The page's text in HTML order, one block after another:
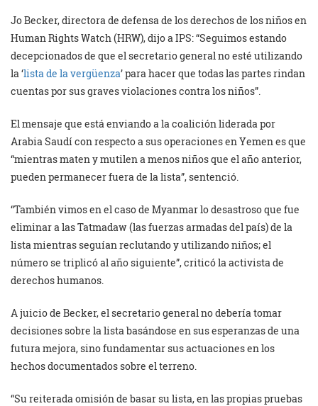
Jo Becker, directora de defensa de los derechos de los niños en
Human Rights Watch (HRW), dijo a IPS: “Seguimos estando
decepcionados de que el secretario general no esté utilizando
la ‘lista de la vergüenza’ para hacer que todas las partes rindan
cuentas por sus graves violaciones contra los niños”.
El mensaje que está enviando a la coalición liderada por
Arabia Saudí con respecto a sus operaciones en Yemen es que
“mientras maten y mutilen a menos niños que el año anterior,
pueden permanecer fuera de la lista”, sentenció.
“También vimos en el caso de Myanmar lo desastroso que fue
eliminar a las Tatmadaw (las fuerzas armadas del país) de la
lista mientras seguían reclutando y utilizando niños; el
número se triplicó al año siguiente”, criticó la activista de
derechos humanos.
A juicio de Becker, el secretario general no debería tomar
decisiones sobre la lista basándose en sus esperanzas de una
futura mejora, sino fundamentar sus actuaciones en los
hechos documentados sobre el terreno.
“Su reiterada omisión de basar su lista, en las propias pruebas